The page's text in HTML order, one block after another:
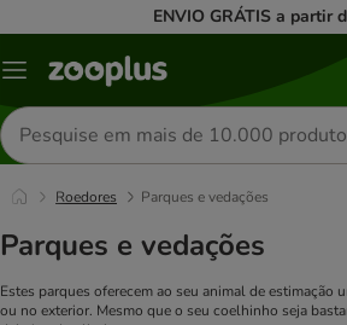
ENVIO GRÁTIS a partir
Menu
Pesquisar
produtos
Roedores Parques e vedações
Parques e vedações
Estes parques oferecem ao seu animal de
ou no exterior. Mesmo que o seu coelhinho seja